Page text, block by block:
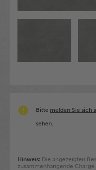
Bitte melden Sie sich
sehen.
Hinweis: Die angezeigten
zusammenhängende